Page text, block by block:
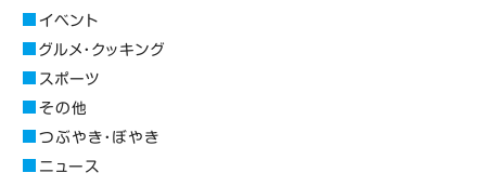
イベント
グルメ・クッキング
スポーツ
その他
つぶやき・ぼやき
ニュース